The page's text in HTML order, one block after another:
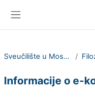
Sveučilište u Mostaru
Informacije o e-